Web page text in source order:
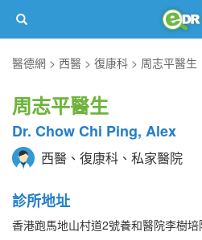
醫德網
西醫 復康科 周志平醫生
周志平醫生
Dr. Chow Chi Ping, Alex
西醫、復康科、私家醫院
診所地址
香港跑馬地山村道2號養和醫院李樹